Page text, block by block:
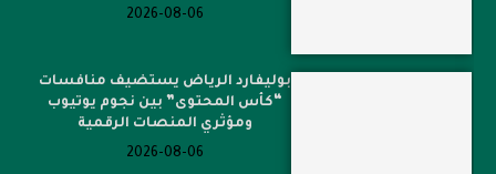
2026-08-06
بوليفارد الرياض يستضيف منافسات
“كأس المحتوى” بين نجوم يوتيوب
ومؤثري المنصات الرقمية
2026-08-06